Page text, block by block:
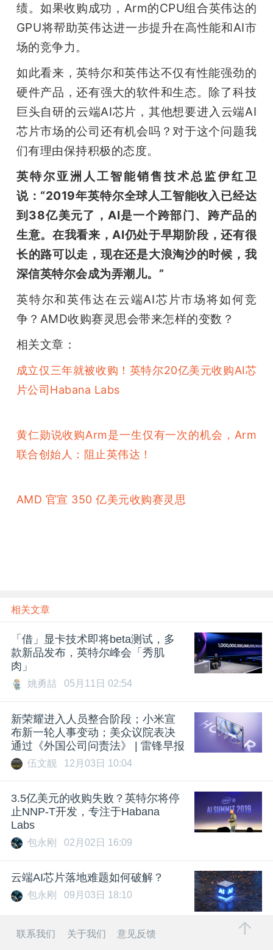
绩。如果收购成功，Arm的CPU组合英伟达的
GPU将帮助英伟达进一步提升在高性能和AI市
场的竞争力。
如此看来，英特尔和英伟达不仅有性能强劲的
硬件产品，还有强大的软件和生态。除了科技
巨头自研的云端AI芯片，其他想要进入云端AI
芯片市场的公司还有机会吗？对于这个问题我
们有理由保持积极的态度。
英特尔亚洲人工智能销售技术总监伊红卫
说：“2019年英特尔全球人工智能收入已经达
到38亿美元了，AI是一个跨部门、跨产品的
生意。在我看来，AI仍处于早期阶段，还有很
长的路可以走，现在还是大浪淘沙的时候，我
深信英特尔会成为弄潮儿。”
英特尔和英伟达在云端AI芯片市场将如何竞
争？AMD收购赛灵思会带来怎样的变数？
相关文章：
成立仅三年就被收购！英特尔20亿美元收购AI芯
片公司Habana Labs
黄仁勋说收购Arm是一生仅有一次的机会，Arm
联合创始人：阻止英伟达！
AMD 官宣 350 亿美元收购赛灵思
相关文章
「借」显卡技术即将beta测试，多
款新品发布，英特尔峰会「秀肌
肉」
姚勇喆 05月11日 02:54
新荣耀进入人员整合阶段；小米宣
布新一轮人事变动；美众议院表决
通过《外国公司问责法》 | 雷锋早报
伍文靓 12月03日 10:04
3.5亿美元的收购失败？英特尔将停
止NNP-T开发，专注于Habana
Labs
包永刚 02月02日 16:09
云端AI芯片落地难题如何破解？
包永刚 09月03日 18:10
联系我们 关于我们
意见反馈